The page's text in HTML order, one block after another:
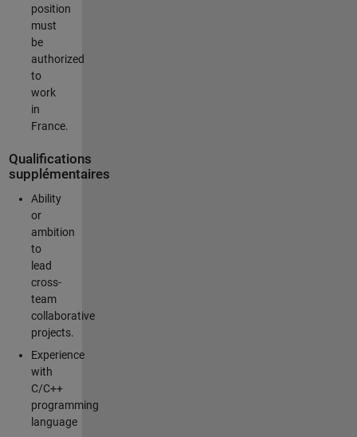
position
must
be
authorized
to
work
in
France.
Qualifications
supplémentaires
Ability
or
ambition
to
lead
cross-
team
collaborative
projects.
Experience
with
C/C++
programming
language